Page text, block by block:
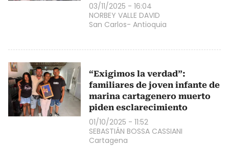
03/11/2025 - 16:04
NORBEY VALLE DAVID
San Carlos- Antioquia
“Exigimos la verdad”:
familiares de joven infante de
marina cartagenero muerto
piden esclarecimiento
01/10/2025 - 11:52
SEBASTIÁN BOSSA CASSIANI
Cartagena